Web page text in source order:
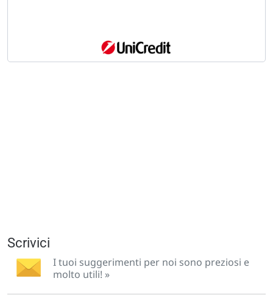
Scrivici
I tuoi suggerimenti per noi sono preziosi e
molto utili! »